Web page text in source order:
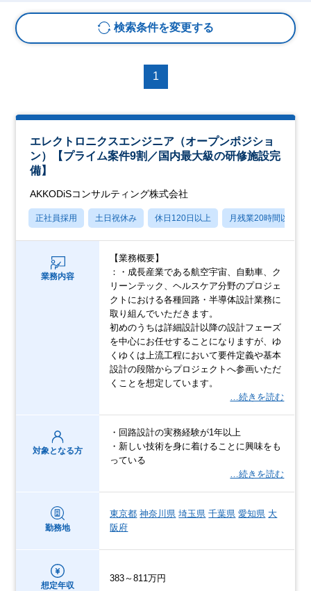
検索条件を変更する
1
エレクトロニクスエンジニア（オープンポジショ
ン）【プライム案件9割／国内最大級の研修施設完
備】
AKKODiSコンサルティング株式会社
正社員採用 土日祝休み 休日120日以上 月残業20時間以内
業務内容
【業務概要】
：・成長産業である航空宇宙、自動車、ク
リーンテック、ヘルスケア分野のプロジェ
クトにおける各種回路・半導体設計業務に
取り組んでいただきます。
初めのうちは詳細設計以降の設計フェーズ
を中心にお任せすることになりますが、ゆ
くゆくは上流工程において要件定義や基本
設計の段階からプロジェクトへ参画いただ
くことを想定しています。
…続きを読む
対象となる方
・回路設計の実務経験が1年以上
・新しい技術を身に着けることに興味をも
っている
…続きを読む
勤務地
東京都 神奈川県 埼玉県 千葉県 愛知県 大
阪府
想定年収
383～811万円